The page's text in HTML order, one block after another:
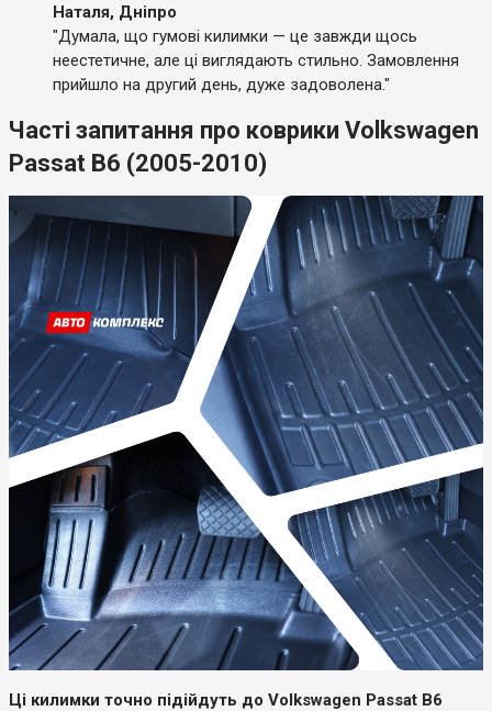
Наталя, Дніпро
"Думала, що гумові килимки — це завжди щось
неестетичне, але ці виглядають стильно. Замовлення
прийшло на другий день, дуже задоволена."
Часті запитання про коврики Volkswagen
Passat B6 (2005-2010)
Ці килимки точно підійдуть до Volkswagen Passat B6